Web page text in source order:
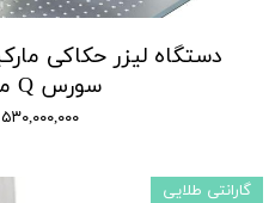
سورس Q مدل XR
۵۳۰,۰۰۰,۰۰۰ تومان
گارانتی طلایی